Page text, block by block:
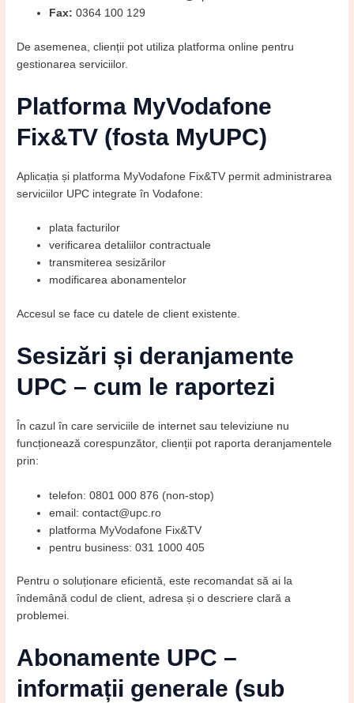
Fax: 0364 100 129
De asemenea, clienții pot utiliza platforma online pentru
gestionarea serviciilor.
Platforma MyVodafone
Fix&TV (fosta MyUPC)
Aplicația și platforma MyVodafone Fix&TV permit administrarea
serviciilor UPC integrate în Vodafone:
plata facturilor
verificarea detaliilor contractuale
transmiterea sesizărilor
modificarea abonamentelor
Accesul se face cu datele de client existente.
Sesizări și deranjamente
UPC – cum le raportezi
În cazul în care serviciile de internet sau televiziune nu
funcționează corespunzător, clienții pot raporta deranjamentele
prin:
telefon: 0801 000 876 (non-stop)
email: contact@upc.ro
platforma MyVodafone Fix&TV
pentru business: 031 1000 405
Pentru o soluționare eficientă, este recomandat să ai la
îndemână codul de client, adresa și o descriere clară a
problemei.
Abonamente UPC –
informații generale (sub